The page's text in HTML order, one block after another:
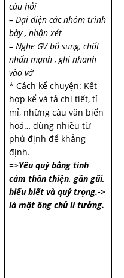
câu hỏi
– Đại diện các nhóm trình
bày , nhận xét
– Nghe GV bổ sung, chốt
nhấn mạnh , ghi nhanh
vào vở
* Cách kể chuyện: Kết
hợp kể và tả chi tiết, tỉ
mỉ, những câu văn biến
hoá… dùng nhiều từ
phủ định để khẳng
định.
=>Yêu quý bằng tình
cảm thân thiện, gần gũi,
hiểu biết và quý trọng.->
là một ông chủ lí tưởng.